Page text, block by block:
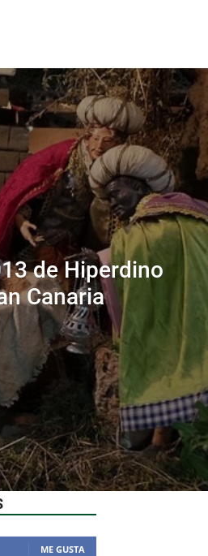
de Hiperdino
Canaria
ME GUSTA